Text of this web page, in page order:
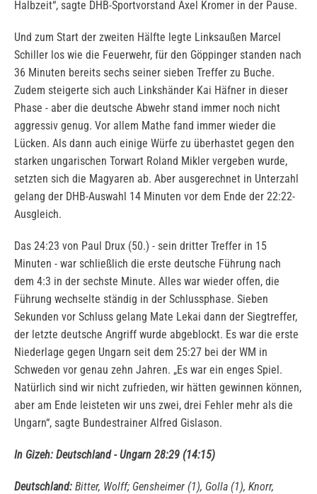
Halbzeit“, sagte DHB-Sportvorstand Axel Kromer in der Pause.
Und zum Start der zweiten Hälfte legte Linksaußen Marcel
Schiller los wie die Feuerwehr, für den Göppinger standen nach
36 Minuten bereits sechs seiner sieben Treffer zu Buche.
Zudem steigerte sich auch Linkshänder Kai Häfner in dieser
Phase - aber die deutsche Abwehr stand immer noch nicht
aggressiv genug. Vor allem Mathe fand immer wieder die
Lücken. Als dann auch einige Würfe zu überhastet gegen den
starken ungarischen Torwart Roland Mikler vergeben wurde,
setzten sich die Magyaren ab. Aber ausgerechnet in Unterzahl
gelang der DHB-Auswahl 14 Minuten vor dem Ende der 22:22-
Ausgleich.
Das 24:23 von Paul Drux (50.) - sein dritter Treffer in 15
Minuten - war schließlich die erste deutsche Führung nach
dem 4:3 in der sechste Minute. Alles war wieder offen, die
Führung wechselte ständig in der Schlussphase. Sieben
Sekunden vor Schluss gelang Mate Lekai dann der Siegtreffer,
der letzte deutsche Angriff wurde abgeblockt. Es war die erste
Niederlage gegen Ungarn seit dem 25:27 bei der WM in
Schweden vor genau zehn Jahren. „Es war ein enges Spiel.
Natürlich sind wir nicht zufrieden, wir hätten gewinnen können,
aber am Ende leisteten wir uns zwei, drei Fehler mehr als die
Ungarn“, sagte Bundestrainer Alfred Gislason.
In Gizeh: Deutschland - Ungarn 28:29 (14:15)
Deutschland: Bitter, Wolff; Gensheimer (1), Golla (1), Knorr,